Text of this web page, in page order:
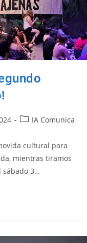
IA Comunica
cultural para
mientras tiramos
sábado 3…